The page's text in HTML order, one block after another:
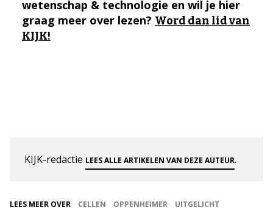
wetenschap & technologie en wil je hier
graag meer over lezen? Word dan lid van
KIJK!
KIJK-redactie LEES ALLE ARTIKELEN VAN DEZE AUTEUR.
LEES MEER OVER CELLEN OPPENHEIMER
UITGELICHT